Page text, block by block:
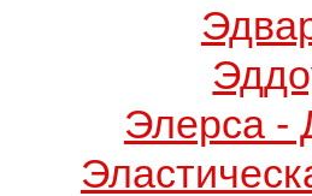
Элерса -